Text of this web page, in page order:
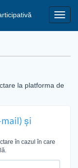
la platforma de
și
în cazul în care